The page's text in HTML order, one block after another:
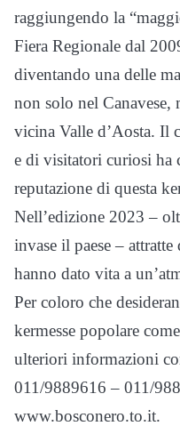
raggiungendo la
Fiera Regionale dal
diventando una delle
non solo nel
vicina Valle d’Aosta. Il
e di visitatori curiosi ha
reputazione di questa
Nell’edizione 2023 –
invase il paese –
hanno dato vita a
Per coloro che
kermesse popolare
ulteriori informazioni
011/9889616 – 011/
www.bosconero.to.it.